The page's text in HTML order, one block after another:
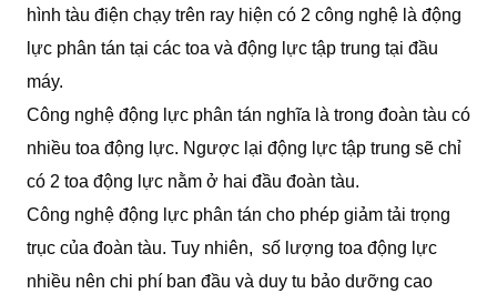
hình tàu điện chạy trên ray hiện có 2 công nghệ là động
lực phân tán tại các toa và động lực tập trung tại đầu
máy.
Công nghệ động lực phân tán nghĩa là trong đoàn tàu có
nhiều toa động lực. Ngược lại động lực tập trung sẽ chỉ
có 2 toa động lực nằm ở hai đầu đoàn tàu.
Công nghệ động lực phân tán cho phép giảm tải trọng
trục của đoàn tàu. Tuy nhiên, số lượng toa động lực
nhiều nên chi phí ban đầu và duy tu bảo dưỡng cao